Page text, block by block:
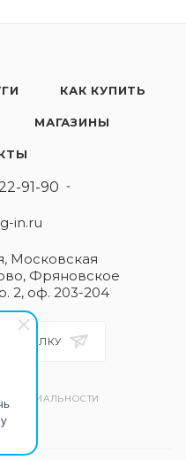
КАК КУПИТЬ
МАГАЗИНЫ
91-90
in.ru
Московская
Фряновское
2, оф. 203-204